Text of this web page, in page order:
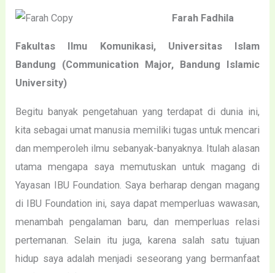
Farah Fadhila
Fakultas Ilmu Komunikasi, Universitas Islam
Bandung (Communication Major, Bandung Islamic
University)
Begitu banyak pengetahuan yang terdapat di dunia ini,
kita sebagai umat manusia memiliki tugas untuk mencari
dan memperoleh ilmu sebanyak-banyaknya. Itulah alasan
utama mengapa saya memutuskan untuk magang di
Yayasan IBU Foundation. Saya berharap dengan magang
di IBU Foundation ini, saya dapat memperluas wawasan,
menambah pengalaman baru, dan memperluas relasi
pertemanan. Selain itu juga, karena salah satu tujuan
hidup saya adalah menjadi seseorang yang bermanfaat